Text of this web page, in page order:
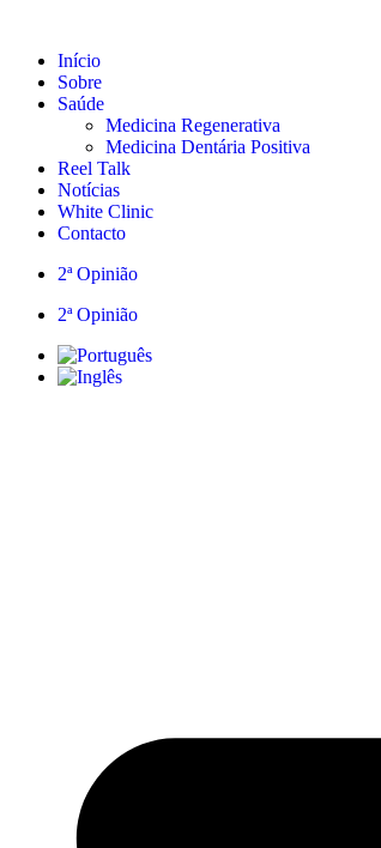
Início
Sobre
Saúde
Medicina Regenerativa
Medicina Dentária Positiva
Reel Talk
Notícias
White Clinic
Contacto
2ª Opinião
2ª Opinião